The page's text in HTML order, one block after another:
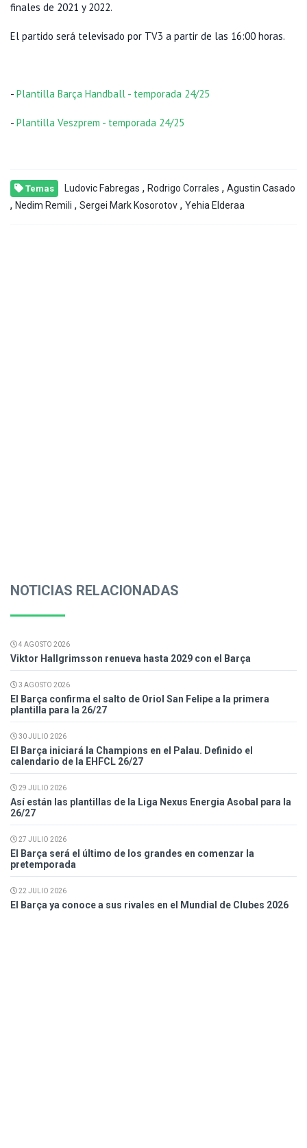
finales de 2021 y 2022.
El partido será televisado por TV3 a partir de las 16:00 horas.
- Plantilla Barça Handball - temporada 24/25
- Plantilla Veszprem - temporada 24/25
Temas Ludovic Fabregas , Rodrigo Corrales , Agustin Casado
, Nedim Remili , Sergei Mark Kosorotov , Yehia Elderaa
NOTICIAS RELACIONADAS
4 AGOSTO 2026
Viktor Hallgrimsson renueva hasta 2029 con el Barça
3 AGOSTO 2026
El Barça confirma el salto de Oriol San Felipe a la primera
plantilla para la 26/27
30 JULIO 2026
El Barça iniciará la Champions en el Palau. Definido el
calendario de la EHFCL 26/27
29 JULIO 2026
Así están las plantillas de la Liga Nexus Energia Asobal para la
26/27
27 JULIO 2026
El Barça será el último de los grandes en comenzar la
pretemporada
22 JULIO 2026
El Barça ya conoce a sus rivales en el Mundial de Clubes 2026